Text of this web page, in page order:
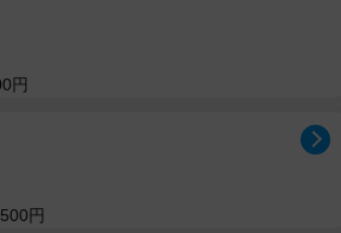
円
円